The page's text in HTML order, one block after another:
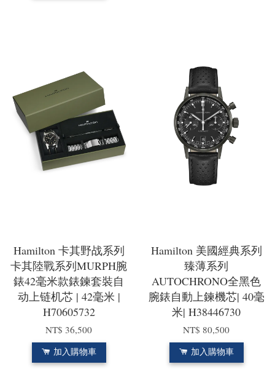
Hamilton 卡其野战系列
卡其陸戰系列MURPH腕
錶42毫米款錶鍊套裝自
动上链机芯 | 42毫米 |
H70605732
NT$ 36,500
加入購物車
Hamilton 美國經典系列
臻薄系列
AUTOCHRONO全黑色
腕錶自動上鍊機芯| 40毫
米| H38446730
NT$ 80,500
加入購物車